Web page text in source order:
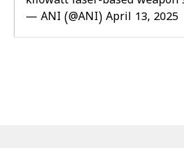
— ANI (@ANI) April 13, 2025